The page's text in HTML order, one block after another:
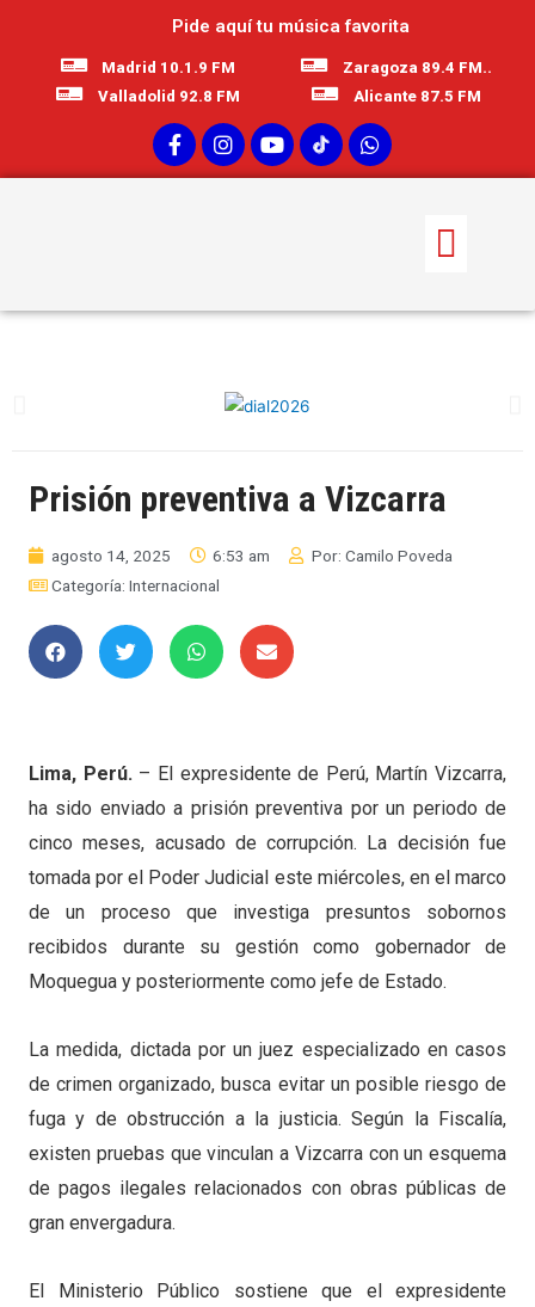
Pide aquí tu música favorita
Madrid 10.1.9 FM
Valladolid 92.8 FM
Zaragoza 89.4 FM..
Alicante 87.5 FM
Prisión preventiva a Vizcarra
agosto 14, 2025 6:53 am Por: Camilo Poveda
Categoría: Internacional
Lima, Perú. – El expresidente de Perú, Martín Vizcarra,
ha sido enviado a prisión preventiva por un periodo de
cinco meses, acusado de corrupción. La decisión fue
tomada por el Poder Judicial este miércoles, en el marco
de un proceso que investiga presuntos sobornos
recibidos durante su gestión como gobernador de
Moquegua y posteriormente como jefe de Estado.
La medida, dictada por un juez especializado en casos
de crimen organizado, busca evitar un posible riesgo de
fuga y de obstrucción a la justicia. Según la Fiscalía,
existen pruebas que vinculan a Vizcarra con un esquema
de pagos ilegales relacionados con obras públicas de
gran envergadura.
El Ministerio Público sostiene que el expresidente